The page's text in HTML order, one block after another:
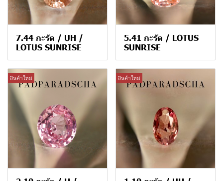
7.44 กะรัต / UH /
LOTUS SUNRISE
5.41 กะรัต / LOTUS
SUNRISE
สินค้าใหม่ สินค้าใหม่